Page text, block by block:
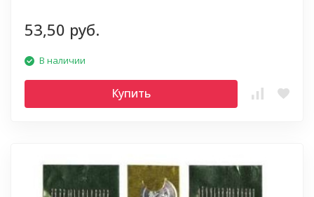
53,50 руб.
В наличии
Купить